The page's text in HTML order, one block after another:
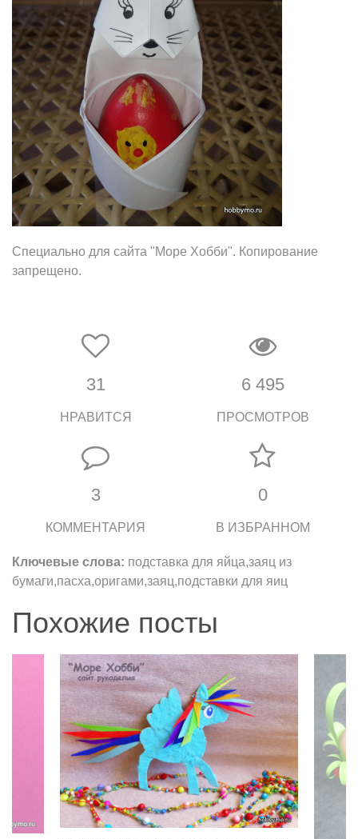
Специально для сайта "Море Хобби". Копирование
запрещено.
31
НРАВИТСЯ
6 495
ПРОСМОТРОВ
3
КОММЕНТАРИЯ
0
В ИЗБРАННОМ
Ключевые слова: подставка для яйца,заяц из
бумаги,пасха,оригами,заяц,подставки для яиц
Похожие посты